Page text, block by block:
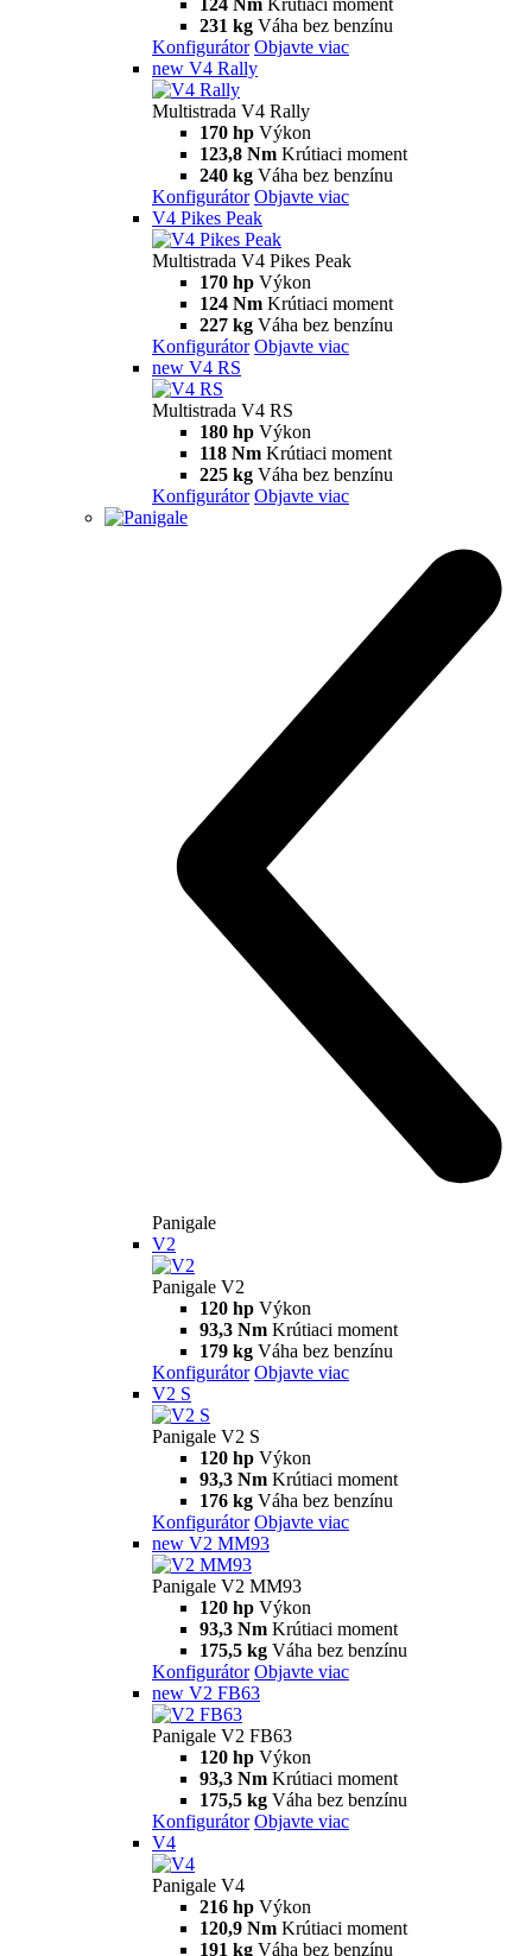
Multistrada V2
115,6 hp Výkon
92,1 Nm Krútiaci moment
199 kg
Konfigurátor
V2 S
Multistrada V2 S
115,6 hp Výkon
92,1 Nm Krútiaci moment
202 kg Váha bez benzínu
Konfigurátor Objavte viac
V4
Multistrada V4
170 hp Výkon
124 Nm Krútiaci moment
229 kg
Konfigurátor
V4 S
Multistrada V4 S
170 hp Výkon
124 Nm Krútiaci moment
Krútiaci moment
Váha bez benzínu
Objavte viac
Multistrada V4 Pikes Peak
170 hp
124 Nm
Krútiaci moment
227 kg
Váha bez benzínu
Konfigurátor
Objavte viac
new
Multistrada V4 RS
180 hp
118 Nm
Krútiaci moment
225 kg
Váha bez benzínu
Objavte viac
Panigale
V2
Panigale V2
120 hp Výkon
93,3 Nm Krútiaci moment
Konfigurátor
V2 S
Panigale V2 S
120 hp Výkon